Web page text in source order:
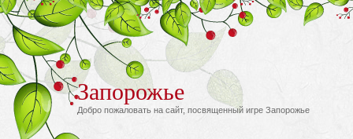
Запорожье
Добро пожаловать на сайт, посвященный игре Запорожье